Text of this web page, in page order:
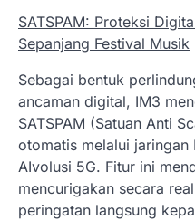
SATSPAM: Proteksi
Sepanjang Festival Musik
Sebagai bentuk
ancaman digital, IM3
SATSPAM (Satuan Anti
otomatis melalui
AIvolusi 5G. Fitur ini
mencurigakan secara
peringatan langsung